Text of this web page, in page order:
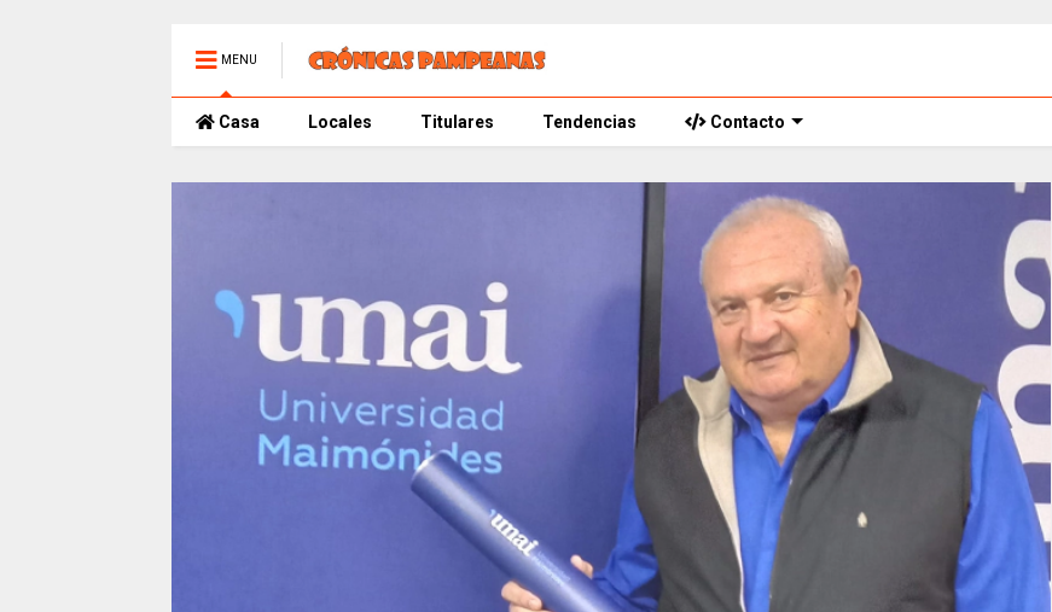
MENU
Casa Locales Titulares Tendencias Contacto